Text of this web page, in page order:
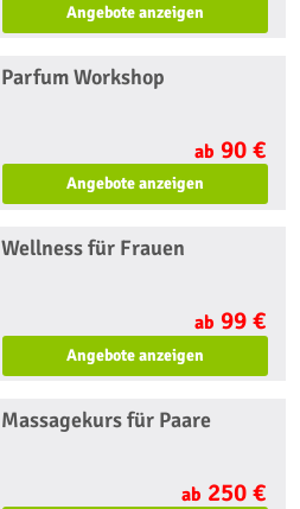
Angebote anzeigen
Parfum Workshop
ab 90 €
Angebote anzeigen
Wellness für Frauen
ab 99 €
Angebote anzeigen
Massagekurs für Paare
ab 250 €